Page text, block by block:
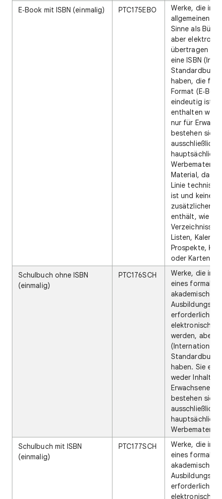
E‑Book mit ISBN (einmalig)
PTC175EBO
Werke, die im
allgemeinen
Sinne als
aber
übertragen
eine ISBN
haben, die für
Format
eindeutig ist.
enthalten
nur für
bestehen sie
ausschließlich
hauptsächlich
Werbematerial
Material, das
Linie
ist und keine
zusätzlichen
enthält, wie z.
Verzeichnisse,
Listen,
Prospekte,
oder Karten.
Schulbuch ohne ISBN
(einmalig)
PTC176SCH
Werke, die im
eines formalen
akademischen
erforderlich
elektronisch
werden, aber
(Internationale
haben. Sie
weder Inhalte
Erwachsene,
bestehen sie
ausschließlich
hauptsächlich
Werbematerial.
Schulbuch mit ISBN
(einmalig)
PTC177SCH
Werke, die im
eines formalen
akademischen
erforderlich
elektronisch